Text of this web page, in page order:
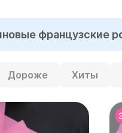
французские
Дороже Хиты